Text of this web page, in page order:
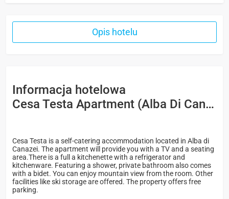
Opis hotelu
Informacja hotelowa
Cesa Testa Apartment (Alba Di Canazei) APP
Cesa Testa is a self-catering accommodation located in Alba di
Canazei. The apartment will provide you with a TV and a seating
area.There is a full a kitchenette with a refrigerator and
kitchenware. Featuring a shower, private bathroom also comes
with a bidet. You can enjoy mountain view from the room. Other
facilities like ski storage are offered. The property offers free
parking.